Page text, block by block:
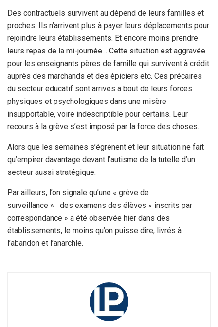
Des contractuels survivent au dépend de leurs familles et
proches. Ils n’arrivent plus à payer leurs déplacements pour
rejoindre leurs établissements. Et encore moins prendre
leurs repas de la mi-journée… Cette situation est aggravée
pour les enseignants pères de famille qui survivent à crédit
auprès des marchands et des épiciers etc. Ces précaires
du secteur éducatif sont arrivés à bout de leurs forces
physiques et psychologiques dans une misère
insupportable, voire indescriptible pour certains. Leur
recours à la grève s’est imposé par la force des choses.
Alors que les semaines s’égrènent et leur situation ne fait
qu’empirer davantage devant l’autisme de la tutelle d’un
secteur aussi stratégique.
Par ailleurs, l’on signale qu’une « grève de
surveillance » des examens des élèves « inscrits par
correspondance » a été observée hier dans des
établissements, le moins qu’on puisse dire, livrés à
l’abandon et l’anarchie.